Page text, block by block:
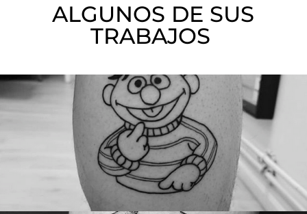
ALGUNOS DE SUS
TRABAJOS